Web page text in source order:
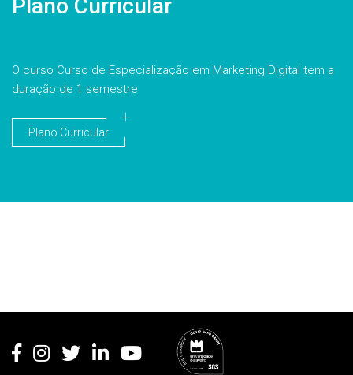
Plano Curricular
O curso Curso de Especialização em Marketing Digital tem a
duração de 1 semestre
Plano Curricular